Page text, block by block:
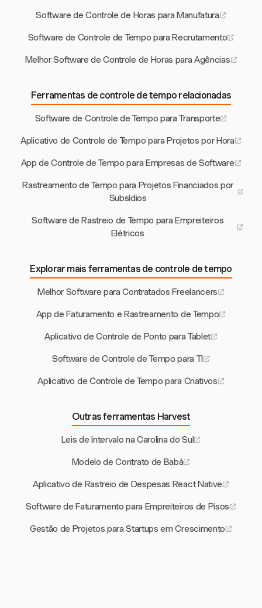
Software de Controle de Horas para Manufatura
Software de Controle de Tempo para Recrutamento
Melhor Software de Controle de Horas para Agências
Ferramentas de controle de tempo relacionadas
Software de Controle de Tempo para Transporte
Aplicativo de Controle de Tempo para Projetos por Hora
App de Controle de Tempo para Empresas de Software
Rastreamento de Tempo para Projetos Financiados por
Subsídios
Software de Rastreio de Tempo para Empreiteiros
Elétricos
Explorar mais ferramentas de controle de tempo
Melhor Software para Contratados Freelancers
App de Faturamento e Rastreamento de Tempo
Aplicativo de Controle de Ponto para Tablet
Software de Controle de Tempo para TI
Aplicativo de Controle de Tempo para Criativos
Outras ferramentas Harvest
Leis de Intervalo na Carolina do Sul
Modelo de Contrato de Babá
Aplicativo de Rastreio de Despesas React Native
Software de Faturamento para Empreiteiros de Pisos
Gestão de Projetos para Startups em Crescimento